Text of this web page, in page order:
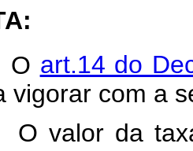
art.14 do
vigorar com a
valor da